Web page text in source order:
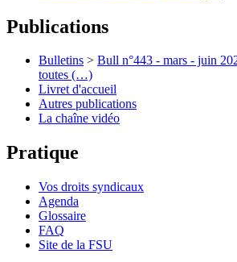
Publications
Bulletins > Bull n°443 - mars - juin
toutes (…)
Livret d'accueil
Autres publications
La chaîne vidéo
Pratique
Vos droits syndicaux
Agenda
Glossaire
FAQ
Site de la FSU